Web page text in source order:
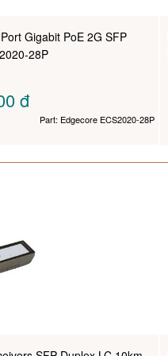
Gigabit PoE 2G SFP
28P
đ
Part: Edgecore ECS2020-28P